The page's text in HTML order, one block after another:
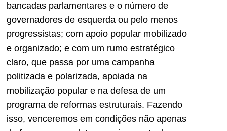
bancadas parlamentares e o número de
governadores de esquerda ou pelo menos
progressistas; com apoio popular mobilizado
e organizado; e com um rumo estratégico
claro, que passa por uma campanha
politizada e polarizada, apoiada na
mobilização popular e na defesa de um
programa de reformas estruturais. Fazendo
isso, venceremos em condições não apenas